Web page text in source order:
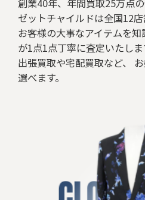
ゼットチャイルドは全国12店
お客様の大事なアイテムを
が1点1点丁寧に査定いたしま
出張買取や宅配買取など、
選べます。